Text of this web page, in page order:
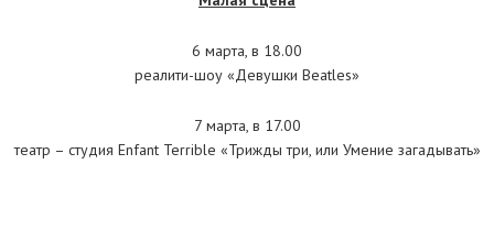
6 марта, в 18.00
реалити-шоу «Девушки Beatles»
7 марта, в 17.00
театр – студия Enfant Terrible «Трижды три, или Умение загадывать»